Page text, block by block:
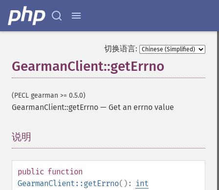
切换语言:
GearmanClient::getErrno
(PECL gearman >= 0.5.0)
GearmanClient::getErrno — Get an errno value
说明
public function
GearmanClient::getErrno(): int